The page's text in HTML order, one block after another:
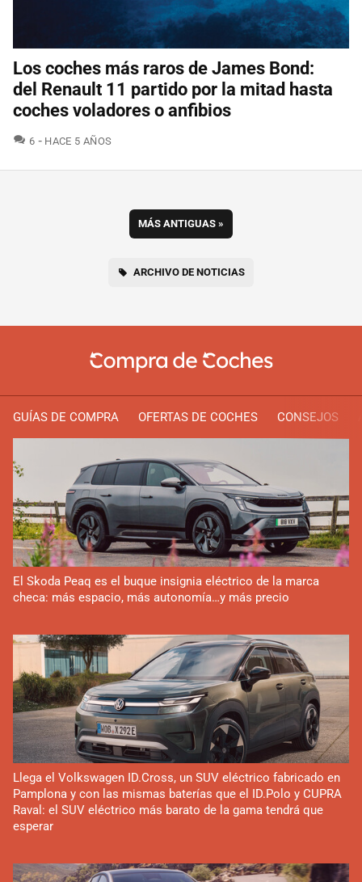
Los coches más raros de James Bond:
del Renault 11 partido por la mitad hasta
coches voladores o anfibios
6 COMENTARIOS
HACE 5 AÑOS
MÁS ANTIGUAS »
ARCHIVO DE NOTICIAS
GUÍAS DE COMPRA OFERTAS DE COCHES CONSEJOS
El Skoda Peaq es el buque insignia eléctrico de la marca
checa: más espacio, más autonomía…y más precio
Llega el Volkswagen ID.Cross, un SUV eléctrico fabricado en
Pamplona y con las mismas baterías que el ID.Polo y CUPRA
Raval: el SUV eléctrico más barato de la gama tendrá que
esperar